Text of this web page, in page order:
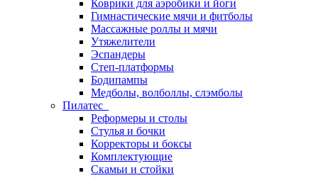
Коврики для аэробики и йоги
Гимнастические мячи и фитболы
Массажные роллы и мячи
Утяжелители
Эспандеры
Степ-платформы
Бодипампы
Медболы, волболлы, слэмболы
Пилатес
Реформеры и столы
Стулья и бочки
Корректоры и боксы
Комплектующие
Скамьи и стойки